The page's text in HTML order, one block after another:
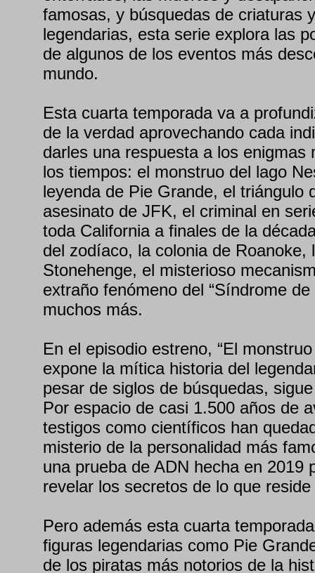
famosas, y búsquedas de criaturas
legendarias, esta serie explora las
de algunos de los eventos más
mundo.
Esta cuarta temporada va a
de la verdad aprovechando cada
darles una respuesta a los enigmas
los tiempos: el monstruo del lago
leyenda de Pie Grande, el triángulo
asesinato de JFK, el criminal en
toda California a finales de la
del zodíaco, la colonia de Roanoke,
Stonehenge, el misterioso
extraño fenómeno del “Síndrome de
muchos más.
En el episodio estreno, “El
expone la mítica historia del
pesar de siglos de búsquedas,
Por espacio de casi 1.500 años de
testigos como científicos han
misterio de la personalidad más
una prueba de ADN hecha en 2019
revelar los secretos de lo que
Pero además esta cuarta
figuras legendarias como Pie
de los piratas más notorios de la